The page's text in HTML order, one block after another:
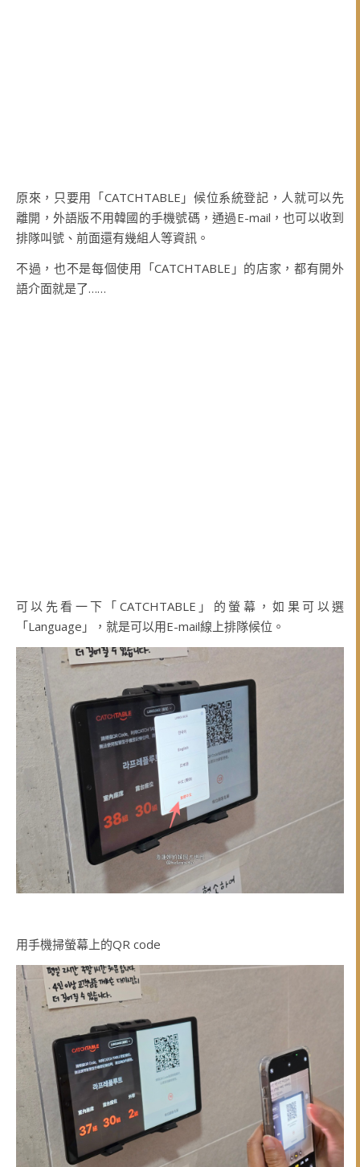
原來，只要用「CATCHTABLE」候位系統登記，人就可以先
離開，外語版不用韓國的手機號碼，通過E-mail，也可以收到
排隊叫號、前面還有幾組人等資訊。
不過，也不是每個使用「CATCHTABLE」的店家，都有開外
語介面就是了……
可以先看一下「CATCHTABLE」的螢幕，如果可以選
「Language」，就是可以用E-mail線上排隊候位。
用手機掃螢幕上的QR code